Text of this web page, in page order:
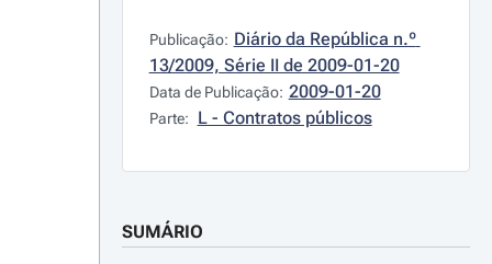
Publicação: Diário da República n.º
13/2009, Série II de 2009-01-20
Data de Publicação: 2009-01-20
Parte: L - Contratos públicos
SUMÁRIO